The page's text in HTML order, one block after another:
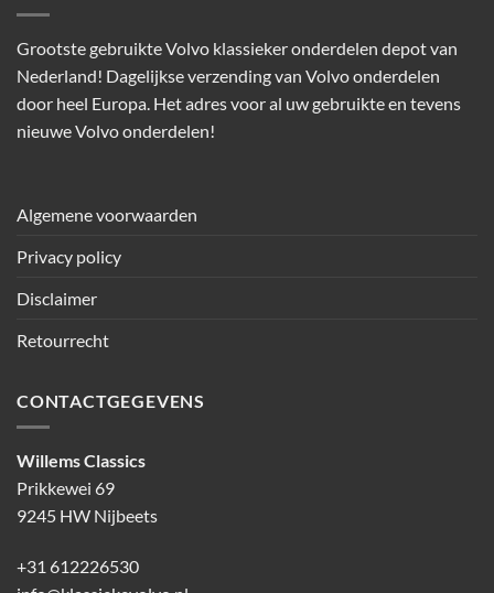
Grootste gebruikte Volvo klassieker onderdelen depot van
Nederland! Dagelijkse verzending van Volvo onderdelen
door heel Europa. Het adres voor al uw gebruikte en tevens
nieuwe Volvo onderdelen!
Algemene voorwaarden
Privacy policy
Disclaimer
Retourrecht
CONTACTGEGEVENS
Willems Classics
Prikkewei 69
9245 HW Nijbeets
+31 612226530